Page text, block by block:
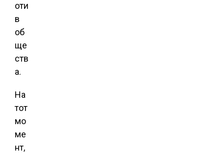
оти
в
об
ще
ств
а.
На
тот
мо
ме
нт,